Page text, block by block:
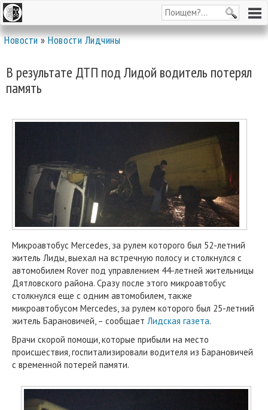
Новости»Новости Лидчины
В результате ДТП под Лидой водитель потерял
память
Микроавтобус Mercedes, за рулем которого был 52-летний
житель Лиды, выехал на встречную полосу и столкнулся с
автомобилем Rover под управлением 44-летней жительницы
Дятловского района. Сразу после этого микроавтобус
столкнулся еще с одним автомобилем, также
микроавтобусом Mercedes, за рулем которого был 25-летний
житель Барановичей, – сообщает Лидская газета.
Врачи скорой помощи, которые прибыли на место
происшествия, госпитализировали водителя из Барановичей
с временной потерей памяти.